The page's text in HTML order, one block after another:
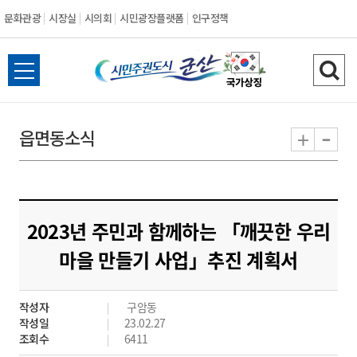
문화관광 시장실 시의회 시민광장플랫폼 인구정책
시
민
도
시
군
산
전
체
뉴
열
검
색
기
읍면동소식 + -
2023년 주민과 함께하는 「깨끗한 우리
마을 만들기 사업」추진 계획서
작성자
구암동
작성일
23.02.27
조회수
6411